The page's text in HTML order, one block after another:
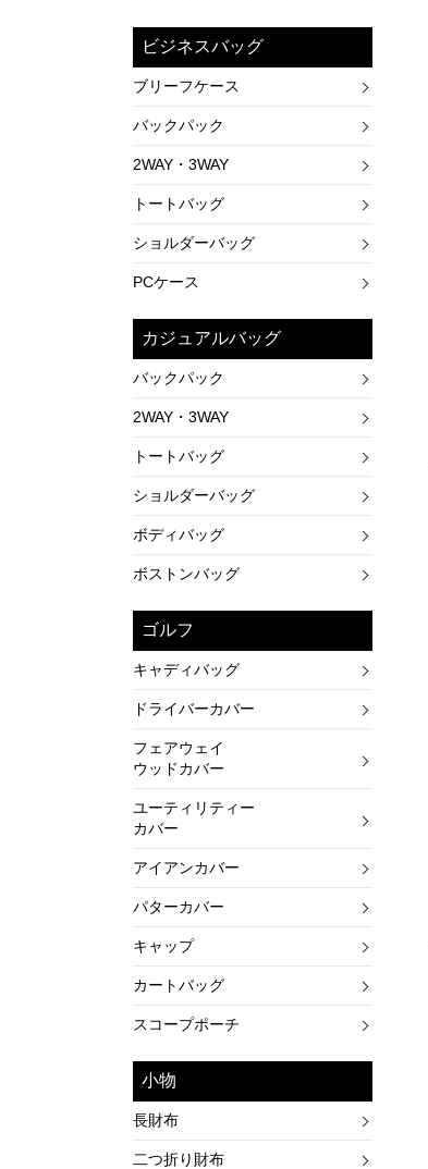
ビジネスバッグ
ブリーフケース
バックパック
2WAY・3WAY
トートバッグ
ショルダーバッグ
PCケース
カジュアルバッグ
バックパック
2WAY・3WAY
トートバッグ
ショルダーバッグ
ボディバッグ
ボストンバッグ
ゴルフ
キャディバッグ
ドライバーカバー
フェアウェイ
ウッドカバー
ユーティリティー
カバー
アイアンカバー
パターカバー
キャップ
カートバッグ
スコープポーチ
小物
長財布
二つ折り財布